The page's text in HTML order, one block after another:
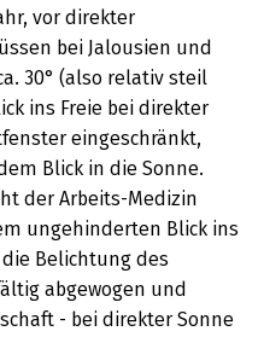
vor direkter
bei Jalousien und
30° (also relativ steil
ins Freie bei direkter
eingeschränkt,
Blick in die Sonne.
der Arbeits-Medizin
ungehinderten Blick ins
Belichtung des
abgewogen und
- bei direkter Sonne